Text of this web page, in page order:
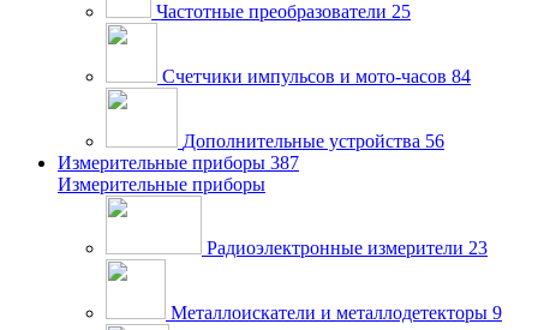
Частотные преобразователи 25
Счетчики импульсов и мото-часов 84
Дополнительные устройства 56
Измерительные приборы 387
Измерительные приборы
Радиоэлектронные измерители 23
Металлоискатели и металлодетекторы 9